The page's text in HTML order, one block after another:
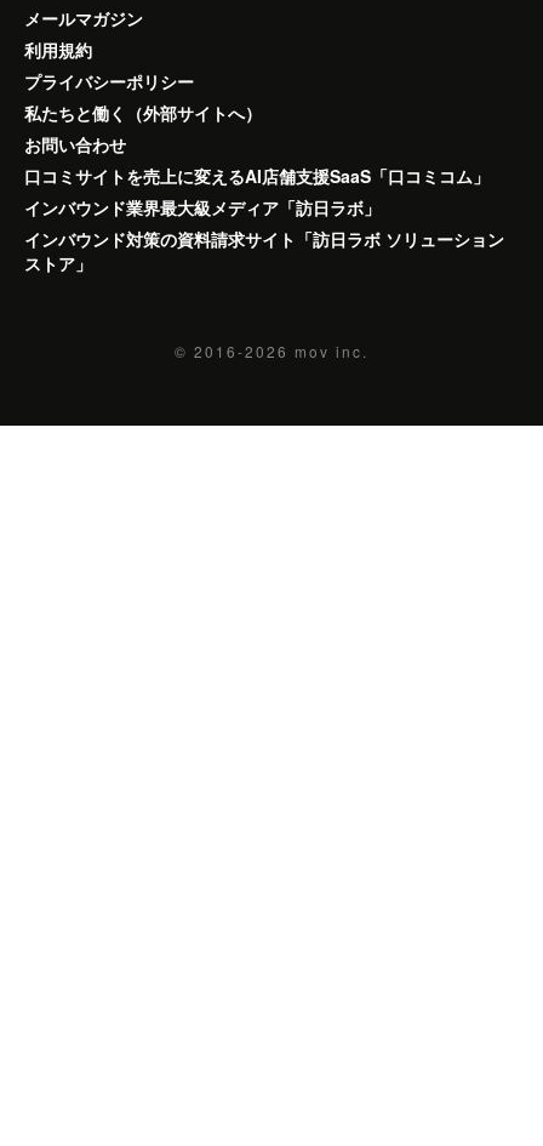
メールマガジン
利用規約
プライバシーポリシー
私たちと働く（外部サイトへ）
お問い合わせ
口コミサイトを売上に変えるAI店舗支援SaaS「口コミコム」
インバウンド業界最大級メディア「訪日ラボ」
インバウンド対策の資料請求サイト「訪日ラボ ソリューション
ストア」
© 2016-2026 mov inc.